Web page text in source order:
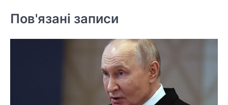
Пов'язані записи